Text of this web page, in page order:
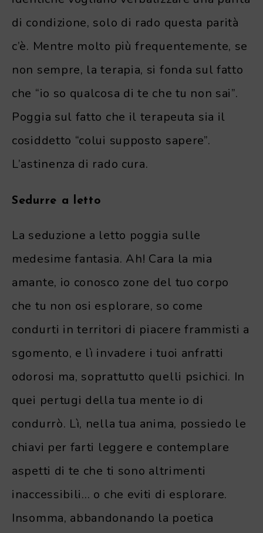
di condizione, solo di rado questa parità
c’è. Mentre molto più frequentemente, se
non sempre, la terapia, si fonda sul fatto
che “io so qualcosa di te che tu non sai”.
Poggia sul fatto che il terapeuta sia il
cosiddetto “colui supposto sapere”.
L’astinenza di rado cura.
Sedurre a letto
La seduzione a letto poggia sulle
medesime fantasia. Ah! Cara la mia
amante, io conosco zone del tuo corpo
che tu non osi esplorare, so come
condurti in territori di piacere frammisti a
sgomento, e lì invadere i tuoi anfratti
odorosi ma, soprattutto quelli psichici. In
quei pertugi della tua mente io di
condurrò. Lì, nella tua anima, possiedo le
chiavi per farti leggere e contemplare
aspetti di te che ti sono altrimenti
inaccessibili… o che eviti di esplorare.
Insomma, abbandonando la poetica